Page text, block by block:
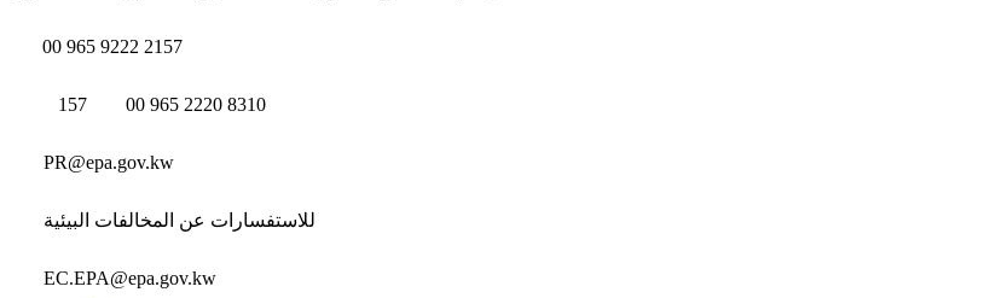
00 965 9222 2157
157 00 965 2220 8310
PR@epa.gov.kw
للاستفسارات عن المخالفات البيئية
EC.EPA@epa.gov.kw